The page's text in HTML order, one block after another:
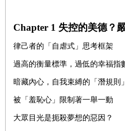
Chapter 1 失控的美德？
律己者的「自虐式」思考框架
過高的衡量標準，過低的幸福指
暗藏內心，自我束縛的「潛規則」
被「羞恥心」限制著一舉一動
大眾目光是扼殺夢想的惡因？